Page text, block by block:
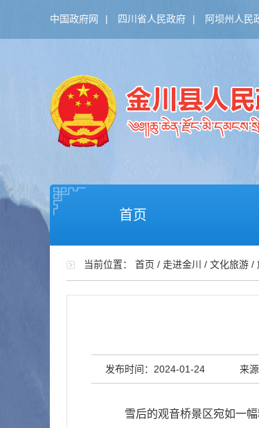
中国政府网 | 四川省人民政府 | 阿坝州人民
首页
当前位置： 首页 / 走进金川 / 文化旅游 /
发布时间：2024-01-24 来
雪后的观音桥景区宛如一